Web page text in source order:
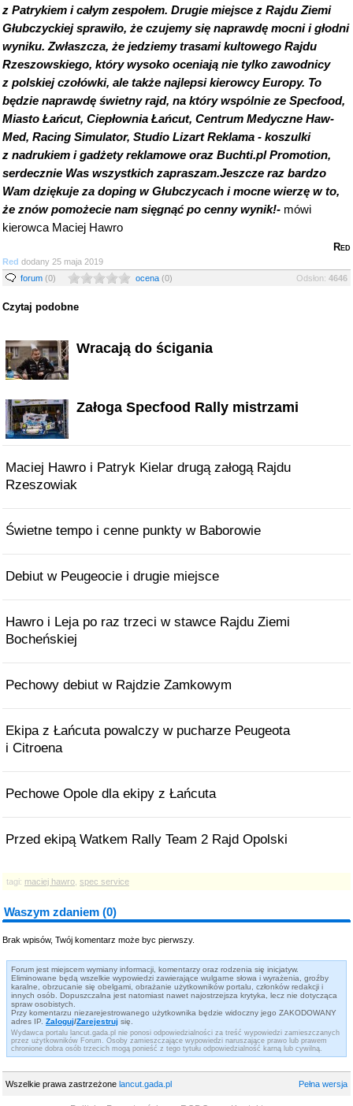
z Patrykiem i całym zespołem. Drugie miejsce z Rajdu Ziemi
Głubczyckiej sprawiło, że czujemy się naprawdę mocni i głodni
wyniku. Zwłaszcza, że jedziemy trasami kultowego Rajdu
Rzeszowskiego, który wysoko oceniają nie tylko zawodnicy
z polskiej czołówki, ale także najlepsi kierowcy Europy. To
będzie naprawdę świetny rajd, na który wspólnie ze Specfood,
Miasto Łańcut, Ciepłownia Łańcut, Centrum Medyczne Haw-
Med, Racing Simulator, Studio Lizart Reklama - koszulki
z nadrukiem i gadżety reklamowe oraz Buchti.pl Promotion,
serdecznie Was wszystkich zapraszam.Jeszcze raz bardzo
Wam dziękuje za doping w Głubczycach i mocne wierzę w to,
że znów pomożecie nam sięgnąć po cenny wynik!- mówi
kierowca Maciej Hawro
Red
Red dodany 25 maja 2019
forum (0) ocena (0) Odsłon: 4646
Czytaj podobne
Wracają do ścigania
Załoga Specfood Rally mistrzami
Maciej Hawro i Patryk Kielar drugą załogą Rajdu
Rzeszowiak
Świetne tempo i cenne punkty w Baborowie
Debiut w Peugeocie i drugie miejsce
Hawro i Leja po raz trzeci w stawce Rajdu Ziemi
Bocheńskiej
Pechowy debiut w Rajdzie Zamkowym
Ekipa z Łańcuta powalczy w pucharze Peugeota
i Citroena
Pechowe Opole dla ekipy z Łańcuta
Przed ekipą Watkem Rally Team 2 Rajd Opolski
tagi: maciej hawro spec service
Waszym zdaniem (0)
Brak wpisów, Twój komentarz może byc pierwszy.
Forum jest miejscem wymiany informacji, komentarzy oraz rodzenia się inicjatyw.
Eliminowane będą wszelkie wypowiedzi zawierające wulgarne słowa i wyrażenia, groźby
karalne, obrzucanie się obelgami, obrażanie użytkowników portalu, członków redakcji i
innych osób. Dopuszczalna jest natomiast nawet najostrzejsza krytyka, lecz nie dotycząca
spraw osobistych.
Przy komentarzu niezarejestrowanego użytkownika będzie widoczny jego ZAKODOWANY
adres IP. Zaloguj/Zarejestruj się.
Wydawca portalu lancut.gada.pl nie ponosi odpowiedzialności za treść wypowiedzi zamieszczanych
przez użytkowników Forum. Osoby zamieszczające wypowiedzi naruszające prawo lub prawem
chronione dobra osób trzecich mogą ponieść z tego tytułu odpowiedzialność karną lub cywilną.
Wszelkie prawa zastrzeżone lancut.gada.pl Pełna wersja